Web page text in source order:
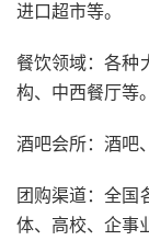
进口超市等。
餐饮领域：各种
构、中西餐厅等。
酒吧会所：酒吧
团购渠道：全国
体、高校、企事